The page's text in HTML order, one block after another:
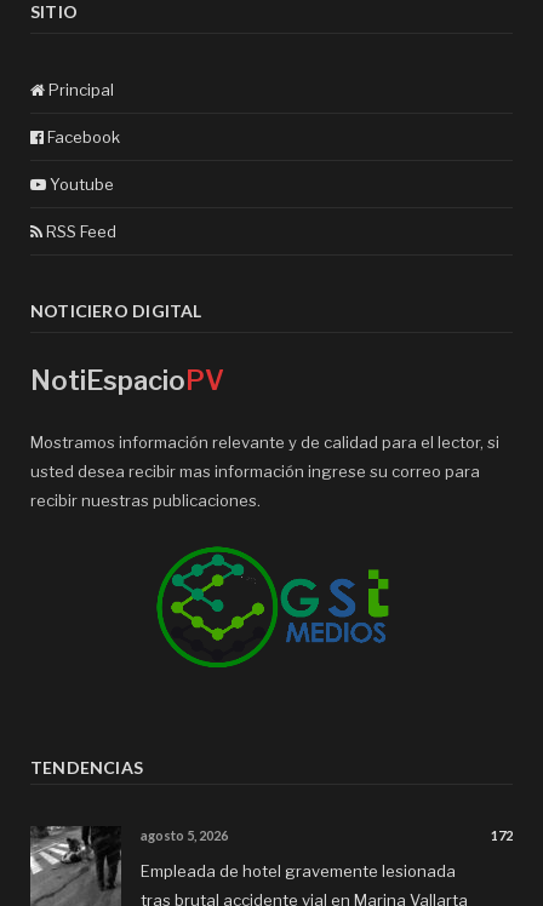
SITIO
Principal
Facebook
Youtube
RSS Feed
NOTICIERO DIGITAL
NotiEspacio PV
Mostramos información relevante y de calidad para el lector, si
usted desea recibir mas información ingrese su correo para
recibir nuestras publicaciones.
TENDENCIAS
agosto 5, 2026 172
Empleada de hotel gravemente lesionada
tras brutal accidente vial en Marina Vallarta